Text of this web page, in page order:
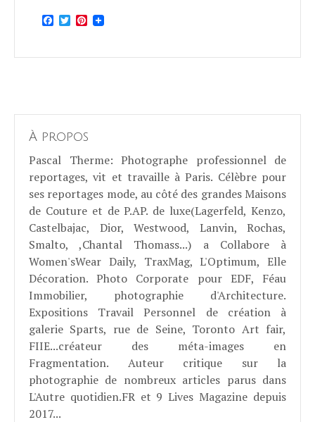
Facebook
TwitterPinterest
À propos
Pascal Therme: Photographe professionnel de
reportages, vit et travaille à Paris. Célèbre pour
ses reportages mode, au côté des grandes Maisons
de Couture et de P.AP. de luxe(Lagerfeld, Kenzo,
Castelbajac, Dior, Westwood, Lanvin, Rochas,
Smalto, ,Chantal Thomass...) a Collabore à
Women'sWear Daily, TraxMag, L'Optimum, Elle
Décoration. Photo Corporate pour EDF, Féau
Immobilier, photographie d'Architecture.
Expositions Travail Personnel de création à
galerie Sparts, rue de Seine, Toronto Art fair,
FIIE...créateur des méta-images en
Fragmentation. Auteur critique sur la
photographie de nombreux articles parus dans
L'Autre quotidien.FR et 9 Lives Magazine depuis
2017...